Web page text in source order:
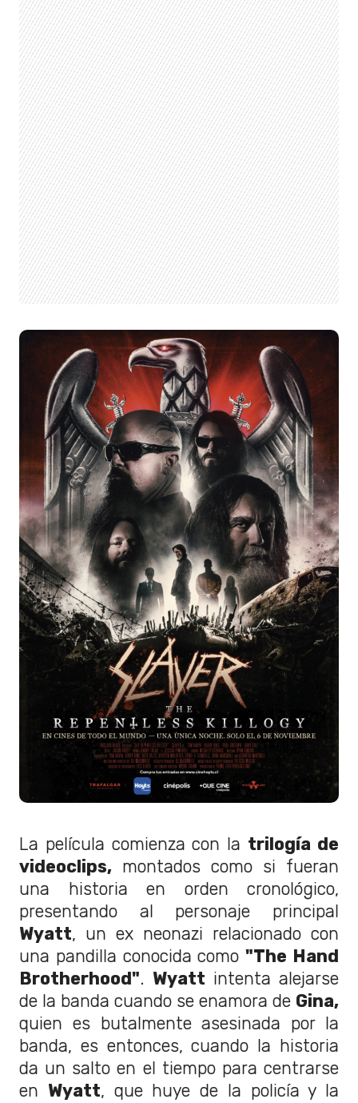
La película comienza con la trilogía de
videoclips, montados como si fueran
una historia en orden cronológico,
presentando al personaje principal
Wyatt, un ex neonazi relacionado con
una pandilla conocida como"The Hand
Brotherhood". Wyatt intenta alejarse
de la banda cuando se enamora de Gina,
quien es butalmente asesinada por la
banda, es entonces, cuando la historia
da un salto en el tiempo para centrarse
en Wyatt, que huye de la policía y la